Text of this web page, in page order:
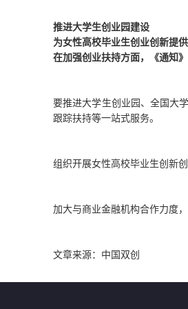
推进大学生创业园建设
为女性高校毕业生创业创新提
在加强创业扶持方面，《通知》
要推进大学生创业园、全国大
跟踪扶持等一站式服务。
组织开展女性高校毕业生创新
加大与商业金融机构合作力度
文章来源：中国双创